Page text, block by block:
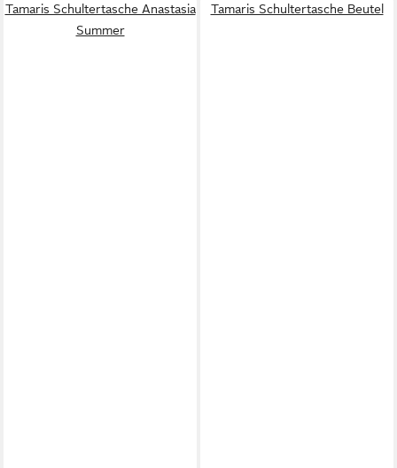
Tamaris Schultertasche Anastasia
Summer
Tamaris Schultertasche Beutel